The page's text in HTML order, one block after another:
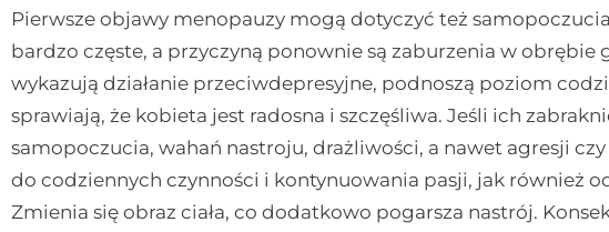
Pierwsze objawy menopauzy mogą dotyczyć też
bardzo częste, a przyczyną ponownie są zaburzenia w
wykazują działanie przeciwdepresyjne, podnoszą poziom
sprawiają, że kobieta jest radosna i szczęśliwa. Jeśli ich
samopoczucia, wahań nastroju, drażliwości, a nawet agresji czy
do codziennych czynności i kontynuowania pasji, jak również
Zmienia się obraz ciała, co dodatkowo pogarsza nastrój.